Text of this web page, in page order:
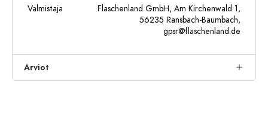
Valmistaja
Flaschenland GmbH, Am Kirchenwald 1,
56235 Ransbach-Baumbach,
gpsr@flaschenland.de
Arviot